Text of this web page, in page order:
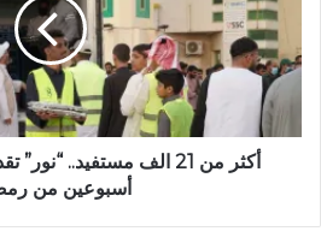
أكثر من 21 الف مستفيد..
أسبوعين من